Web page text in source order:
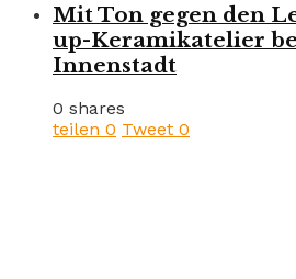
Mit Ton gegen den
up-Keramikatelier
Innenstadt
0 shares
teilen 0 Tweet 0